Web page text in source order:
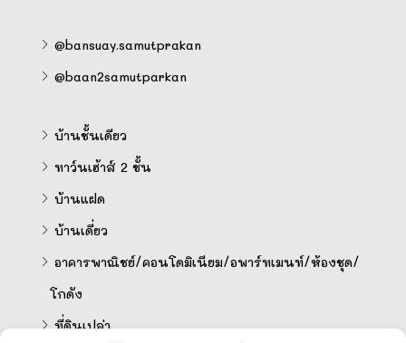
@bansuay.samutprakan
@baan2samutparkan
บ้านชั้นเดียว
ทาว์นเฮ้าส์ 2 ชั้น
บ้านแฝด
บ้านเดี่ยว
อาคารพาณิชย์/คอนโดมิเนียม/อพาร์ทเมนท์/ห้องชุด/
โกดัง
ที่ดินเปล่า